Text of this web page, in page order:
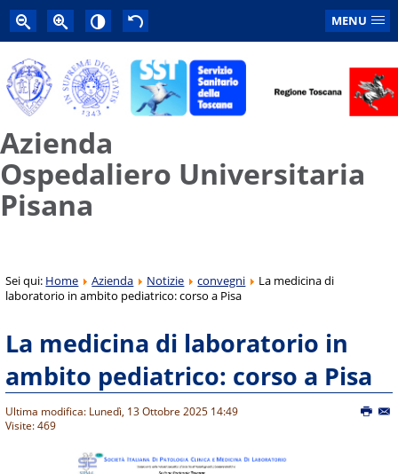
MENU
Azienda
Ospedaliero Universitaria
Pisana
Sei qui: Home Azienda Notizie convegni
La medicina di
laboratorio in ambito pediatrico: corso a Pisa
La medicina di laboratorio in
ambito pediatrico: corso a Pisa
Ultima modifica: Lunedì, 13 Ottobre 2025 14:49
Visite: 469